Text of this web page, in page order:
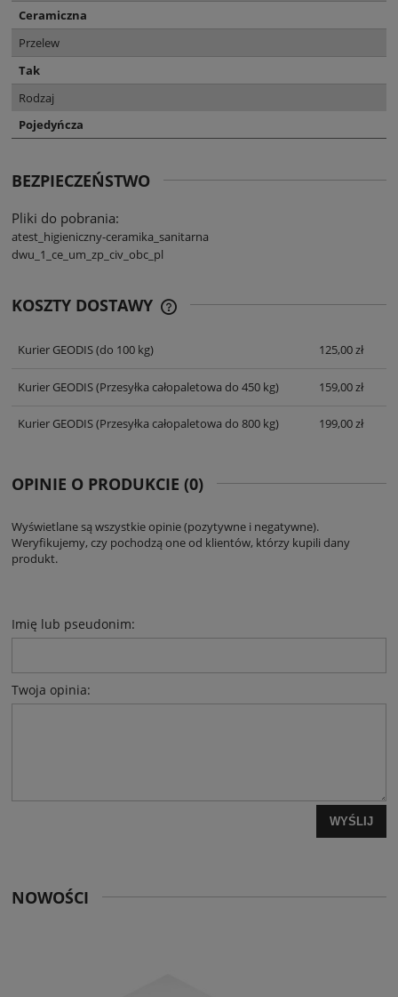
Ceramiczna
Przelew
Tak
Rodzaj
Pojedyńcza
BEZPIECZEŃSTWO
Pliki do pobrania:
atest_higieniczny-ceramika_sanitarna
dwu_1_ce_um_zp_civ_obc_pl
KOSZTY DOSTAWY
Kurier GEODIS(do 100 kg) 125,00 zł
Kurier GEODIS(Przesyłka całopaletowa do 450 kg) 159,00 zł
Kurier GEODIS(Przesyłka całopaletowa do 800 kg) 199,00 zł
OPINIE O PRODUKCIE (0)
Wyświetlane są wszystkie opinie (pozytywne i negatywne).
Weryfikujemy, czy pochodzą one od klientów, którzy kupili dany
produkt.
Imię lub pseudonim:
Twoja opinia:
WYŚLIJ
NOWOŚCI